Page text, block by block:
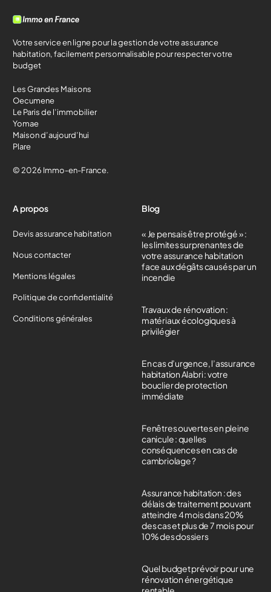
Votre service en ligne pour la gestion de votre assurance
habitation, facilement personnalisable pour respecter votre
budget
Les Grandes Maisons
Oecumene
Le Paris de l’immobilier
Yomae
Maison d’aujourd’hui
Plare
© 2026 Immo-en-France.
A propos
Devis assurance habitation
Nous contacter
Mentions légales
Politique de confidentialité
Conditions générales
Blog
« Je pensais être protégé » :
les limites surprenantes de
votre assurance habitation
face aux dégâts causés par un
incendie
Travaux de rénovation :
matériaux écologiques à
privilégier
En cas d’urgence, l’assurance
habitation Alabri : votre
bouclier de protection
immédiate
Fenêtres ouvertes en pleine
canicule : quelles
conséquences en cas de
cambriolage ?
Assurance habitation : des
délais de traitement pouvant
atteindre 4 mois dans 20%
des cas et plus de 7 mois pour
10% des dossiers
Quel budget prévoir pour une
rénovation énergétique